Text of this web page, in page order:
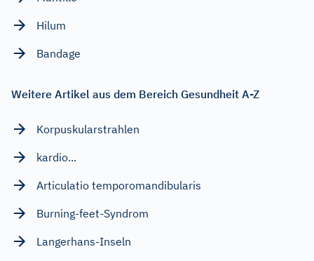
Hilum
Bandage
Weitere Artikel aus dem Bereich Gesundheit A-Z
Korpuskularstrahlen
kardio...
Articulatio temporomandibularis
Burning-feet-Syndrom
Langerhans-Inseln